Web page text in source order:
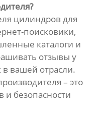
цилиндров для
поисковики,
каталоги и
отзывы у
вашей отрасли.
– это
и безопасности